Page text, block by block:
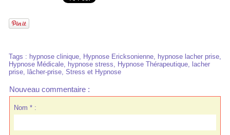
Tags : hypnose clinique, Hypnose Ericksonienne, hypnose lacher prise,
Hypnose Médicale, hypnose stress, Hypnose Thérapeutique, lacher
prise, lâcher-prise, Stress et Hypnose
Nouveau commentaire :
Nom * :